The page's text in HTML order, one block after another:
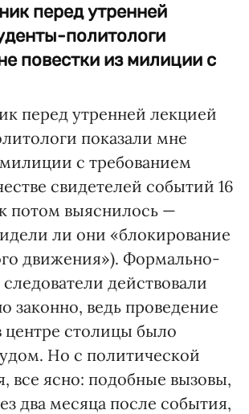
перед утренней
политологи
повестки из милиции с
перед утренней лекцией
показали мне
с требованием
свидетелей событий 16
потом выяснилось —
ли они «блокирование
движения»). Формально-
действовали
законно, ведь проведение
центре столицы было
Но с политической
все ясно: подобные вызовы,
два месяца после события,